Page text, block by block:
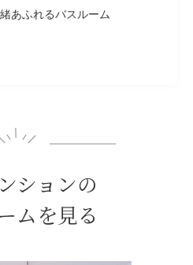
あふれるバスルーム
ションの
ムを見る